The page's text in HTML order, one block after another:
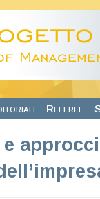
Referee
e